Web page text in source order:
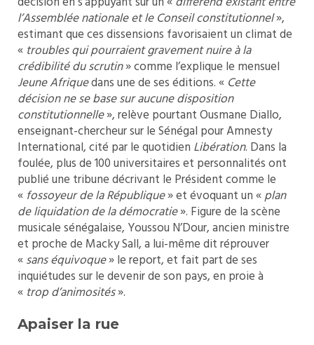
l’Assemblée nationale et le Conseil constitutionnel»,
estimant que ces dissensions favorisaient un climat de
« troubles qui pourraient gravement nuire à la
crédibilité du scrutin» comme l’explique le mensuel
Jeune Afriquedans une de ses éditions. « Cette
décision ne se base sur aucune disposition
constitutionnelle», relève pourtant Ousmane Diallo,
enseignant-chercheur sur le Sénégal pour Amnesty
International, cité par le quotidien Libération. Dans la
foulée, plus de 100 universitaires et personnalités ont
publié une tribune décrivant le Président comme le
« fossoyeur de la République» et évoquant un «plan
de liquidation de la démocratie». Figure de la scène
musicale sénégalaise, Youssou N’Dour, ancien ministre
et proche de Macky Sall, a lui-même dit réprouver
«sans équivoque» le report, et fait part de ses
inquiétudes sur le devenir de son pays, en proie à
« trop d’animosités».
Apaiser la rue